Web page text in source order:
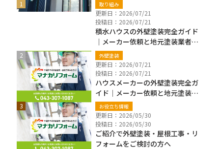
取り組み
更新日：2026/07/21
投稿日：2026/07/21
積水ハウスの外壁塗装完全ガイド
｜メーカー依頼と地元塗装業者の
違い・費用・保証確認【千葉県】
外壁塗装
更新日：2026/07/21
投稿日：2026/07/21
ハウスメーカーの外壁塗装完全ガ
イド｜メーカー依頼と地元塗装業
者の違い・費用・注意点【千葉
県】
お役立ち情報
更新日：2026/05/30
投稿日：2026/05/30
ご紹介で外壁塗装・屋根工事・リ
フォームをご検討の方へ